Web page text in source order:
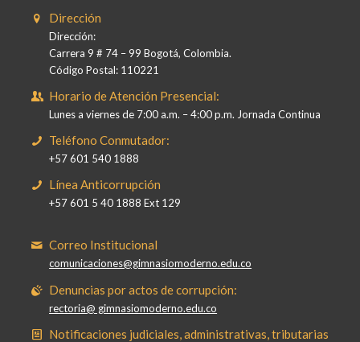
Dirección
Dirección:
Carrera 9 # 74 – 99 Bogotá, Colombia.
Código Postal: 110221
Horario de Atención Presencial:
Lunes a viernes de 7:00 a.m. – 4:00 p.m. Jornada Continua
Teléfono Conmutador:
+57 601 540 1888
Línea Anticorrupción
+57 601 5 40 1888 Ext 129
Correo Institucional
comunicaciones@gimnasiomoderno.edu.co
Denuncias por actos de corrupción:
rectoria@ gimnasiomoderno.edu.co
Notificaciones judiciales, administrativas, tributarias